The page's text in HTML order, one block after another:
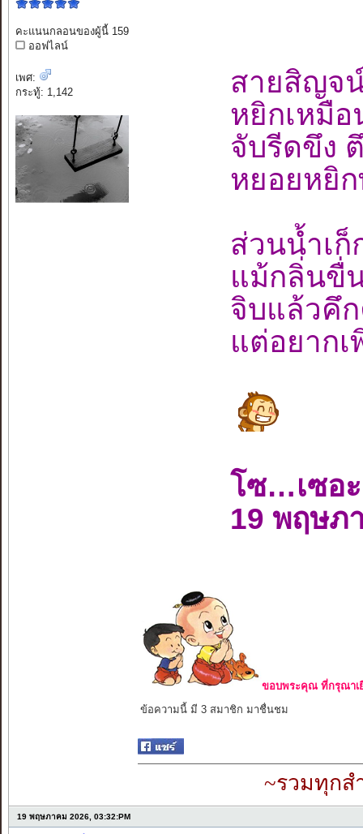
คะแนนกลอนของผู้นี้ 159
ออฟไลน์
เพศ:
กระทู้: 1,142
สายสิญจ
หยิกเหมื
จับรีดขึง
หยอยหยิ
ส่วนน้ำเ
แม้กลิ่นขื่
จิบแล้วคึ
แต่อยาก
โซ…เซอ
19 พฤษภ
ขอบพระคุณ ที่กรุณาเ
ข้อความนี้ มี 3 สมาชิก มาชื่นชม
~รวมทุกส
19 พฤษภาคม 2026, 03:32:PM